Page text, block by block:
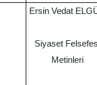
Ersin Vedat
Siyaset
Metinleri